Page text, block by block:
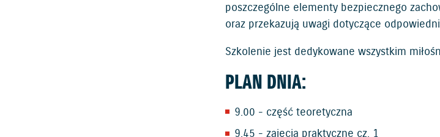
poszczególne elementy bezpiecznego
oraz przekazują uwagi dotyczące
Szkolenie jest dedykowane wszystkim
PLAN DNIA:
9.00 - część teoretyczna